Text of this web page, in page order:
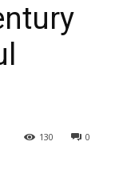
0
130